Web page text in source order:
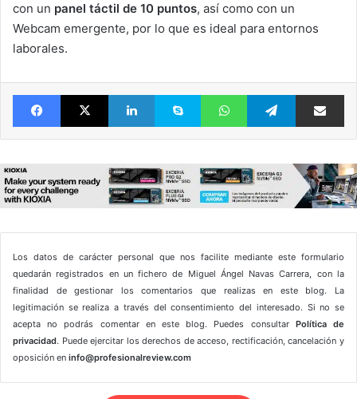
con un panel táctil de 10 puntos, así como con un
Webcam emergente, por lo que es ideal para entornos
laborales.
FacebookX LinkedIn Skype WhatsAppTelegram
Los datos de carácter personal que nos facilite mediante este formulario
quedarán registrados en un fichero de Miguel Ángel Navas Carrera, con la
finalidad de gestionar los comentarios que realizas en este blog. La
legitimación se realiza a través del consentimiento del interesado. Si no se
acepta no podrás comentar en este blog. Puedes consultar Política de
privacidad. Puede ejercitar los derechos de acceso, rectificación, cancelación y
oposición en info@profesionalreview.com